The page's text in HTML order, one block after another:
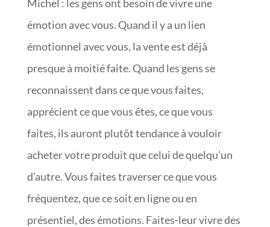
Michel : les gens ont besoin de vivre une
émotion avec vous. Quand il y a un lien
émotionnel avec vous, la vente est déjà
presque à moitié faite. Quand les gens se
reconnaissent dans ce que vous faites,
apprécient ce que vous êtes, ce que vous
faites, ils auront plutôt tendance à vouloir
acheter votre produit que celui de quelqu’un
d’autre. Vous faites traverser ce que vous
fréquentez, que ce soit en ligne ou en
présentiel, des émotions. Faites-leur vivre des